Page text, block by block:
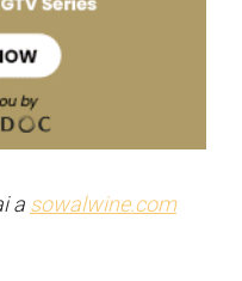
a sowalwine.com